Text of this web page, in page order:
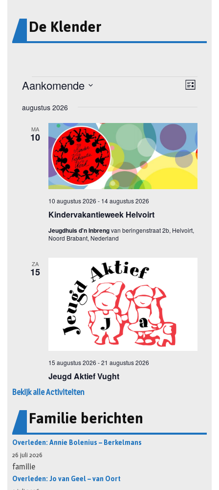
De Klender
Bekijk alle Activiteiten
Familie berichten
Overleden: Annie Bolenius – Berkelmans
26 juli 2026
familie
Overleden: Jo van Geel – van Oort